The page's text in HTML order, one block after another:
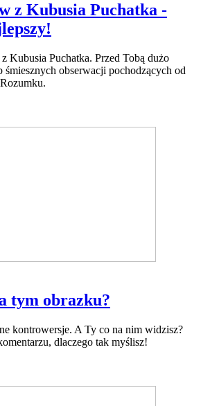
z Kubusia Puchatka -
Kubusia Puchatka. Przed Tobą dużo
obserwacji pochodzących od
tym obrazku?
kontrowersje. A Ty co na nim widzisz?
dlaczego tak myślisz!